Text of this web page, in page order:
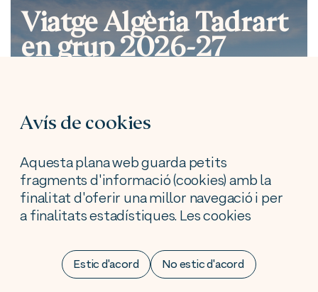
Viatge Algèria Tadrart
en grup 2026-27
Avís de cookies
Aquesta plana web guarda petits
fragments d'informació (cookies) amb la
finalitat d'oferir una millor navegació i per
a finalitats estadístiques. Les cookies
temporal, i desapareixen en acabar la
sessió l'usuari. En cap cas, aquestes
Estic d'acord No estic d'acord